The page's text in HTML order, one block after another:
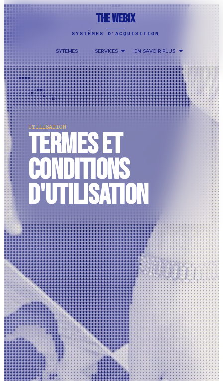
THE WEBIX
SYSTÈMES D'ACQUISITION
SYTÈMES SERVICES EN SAVOIR PLUS
UTILISATION
Termes et
conditions
d'utilisation